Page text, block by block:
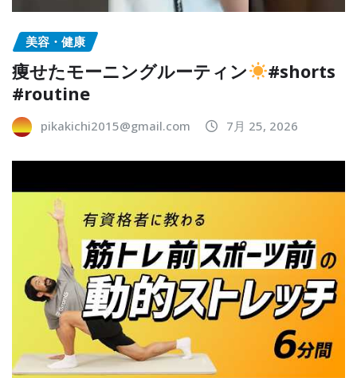
美容・健康
痩せたモーニングルーティン
#shorts
#routine
pikakichi2015@gmail.com 7月 25, 2026